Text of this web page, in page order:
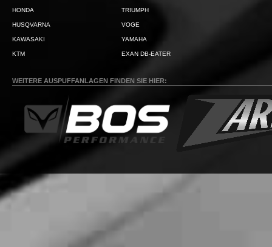
HONDA
HUSQVARNA
KAWASAKI
KTM
TRIUMPH
VOGE
YAMAHA
EXAN DB-EATER
WEITERE AUSPUFFANLAGEN FINDEN SIE HIER: